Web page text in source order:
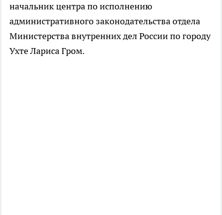
начальник центра по исполнению
административного законодательства отдела
Министерства внутренних дел России по городу
Ухте Лариса Гром.